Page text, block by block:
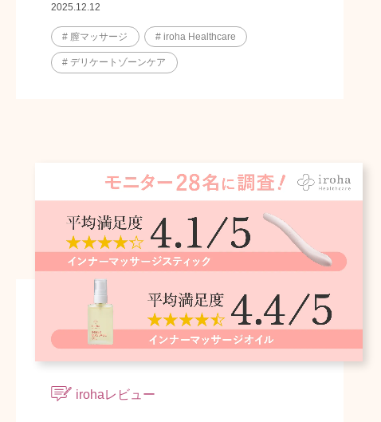
2025.12.12
# 膣マッサージ # iroha Healthcare
# デリケートゾーンケア
irohaレビュー